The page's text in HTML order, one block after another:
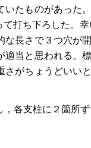
たものがあった
打ち下ろした。幸
長さで３つ穴が
当と思われる。
がちょうどいい
各支柱に２箇所